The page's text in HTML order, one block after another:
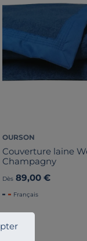
OURSON
Couverture laine
Champagny
Dès 89,00 €
Français